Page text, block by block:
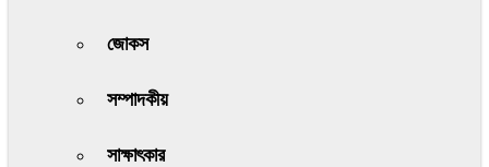
জোকস
সম্পাদকীয়
সাক্ষাৎকার